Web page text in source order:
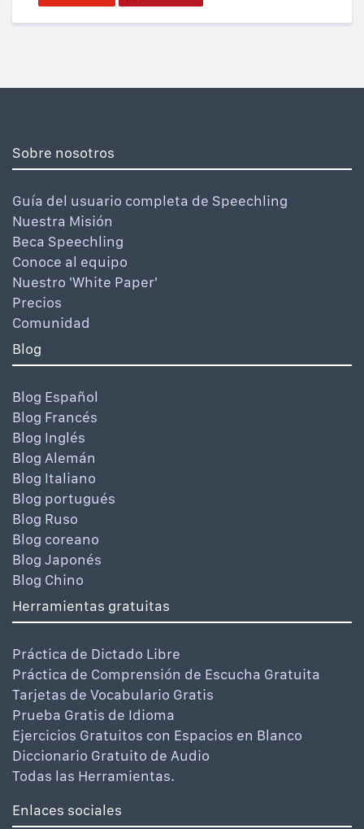
Sobre nosotros
Guía del usuario completa de Speechling
Nuestra Misión
Beca Speechling
Conoce al equipo
Nuestro 'White Paper'
Precios
Comunidad
Blog
Blog Español
Blog Francés
Blog Inglés
Blog Alemán
Blog Italiano
Blog portugués
Blog Ruso
Blog coreano
Blog Japonés
Blog Chino
Herramientas gratuitas
Práctica de Dictado Libre
Práctica de Comprensión de Escucha Gratuita
Tarjetas de Vocabulario Gratis
Prueba Gratis de Idioma
Ejercicios Gratuitos con Espacios en Blanco
Diccionario Gratuito de Audio
Todas las Herramientas.
Enlaces sociales